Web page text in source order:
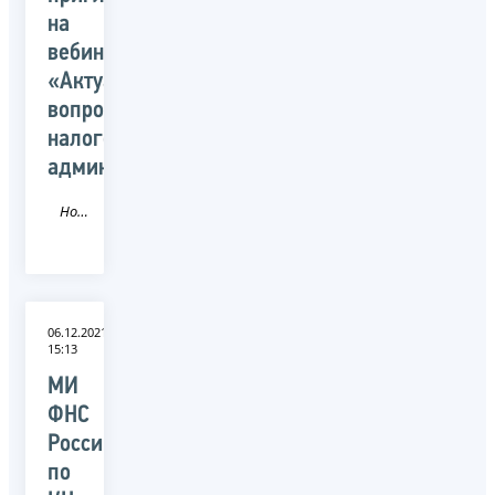
на
вебинар
«Актуальные
вопросы
налогового
администрирования»
Новость
06.12.2021
15:13
МИ
ФНС
России
по